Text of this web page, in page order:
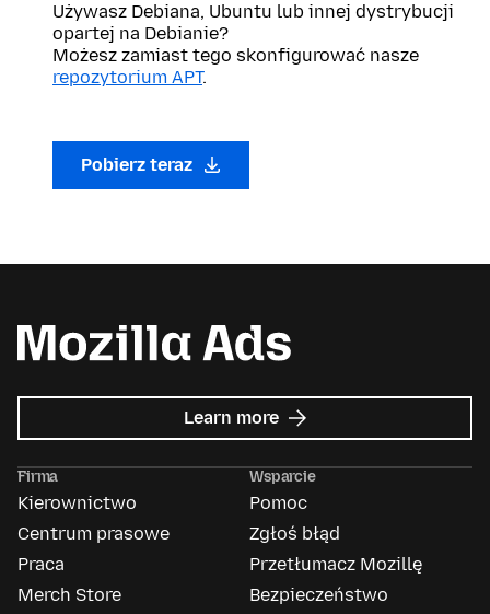
Używasz Debiana, Ubuntu lub innej dystrybucji
opartej na Debianie?
Możesz zamiast tego skonfigurować nasze
repozytorium APT.
Pobierz teraz
Learn more about
Mozilla
Firma
Kierownictwo
Centrum prasowe
Praca
Merch Store
Wsparcie
Pomoc
Zgłoś błąd
Przetłumacz Mozillę
Bezpieczeństwo